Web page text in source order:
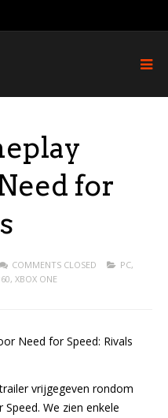
for
COMMENTS CLOSED PC,
, XBOX ONE
vrijgegeven rondom
We zien enkele